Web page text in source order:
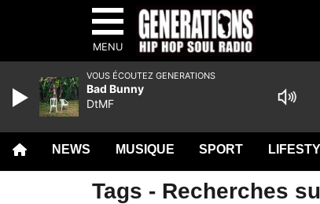
MENU
NEWS MUSIQUE SPORT
Tags - Recherches
VOUS ÉCOUTEZ GENERATIONS
Bad Bunny
DtMF